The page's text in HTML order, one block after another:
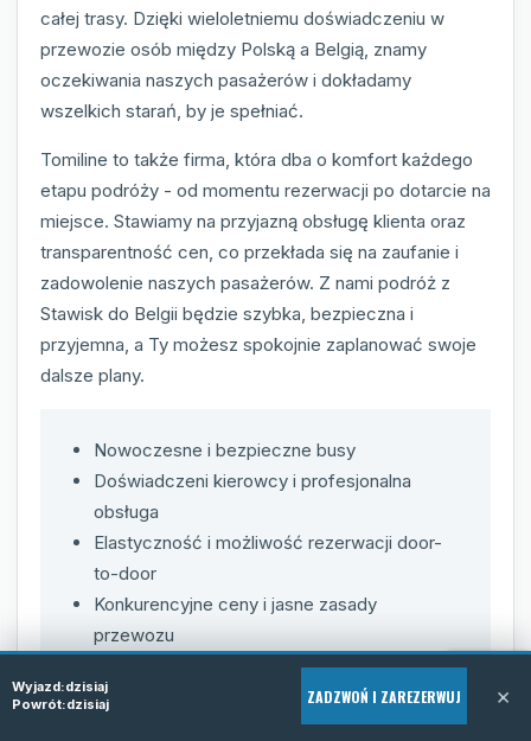
całej trasy. Dzięki wieloletniemu doświadczeniu w
przewozie osób między Polską a Belgią, znamy
oczekiwania naszych pasażerów i dokładamy
wszelkich starań, by je spełniać.
Tomiline to także firma, która dba o komfort każdego
etapu podróży - od momentu rezerwacji po dotarcie na
miejsce. Stawiamy na przyjazną obsługę klienta oraz
transparentność cen, co przekłada się na zaufanie i
zadowolenie naszych pasażerów. Z nami podróż z
Stawisk do Belgii będzie szybka, bezpieczna i
przyjemna, a Ty możesz spokojnie zaplanować swoje
dalsze plany.
Nowoczesne i bezpieczne busy
Doświadczeni kierowcy i profesjonalna
obsługa
Elastyczność i możliwość rezerwacji door-
to-door
Konkurencyjne ceny i jasne zasady
przewozu
Punkualne i regularne kursy
Indywidualne podejście do klienta
Wyjazd:dzisiaj
Powrót:dzisiaj ZADZWOŃ I ZAREZERWUJ ×